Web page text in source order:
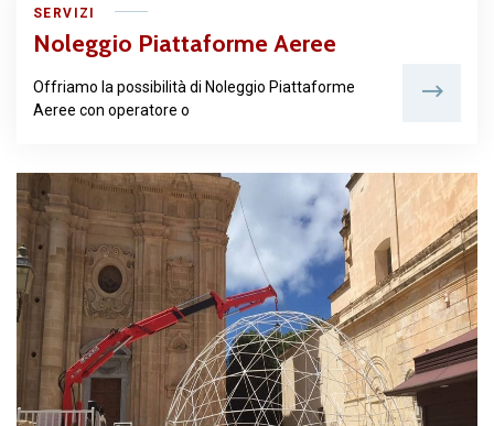
SERVIZI
Noleggio Piattaforme Aeree
Offriamo la possibilità di Noleggio Piattaforme
Aeree con operatore o